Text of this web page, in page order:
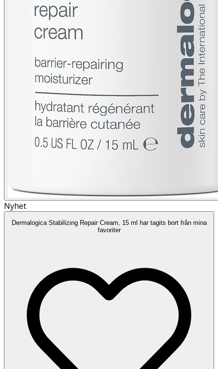
Nyhet
Dermalogica Stabilizing Repair Cream, 15 ml har tagits bort från mina
favoriter